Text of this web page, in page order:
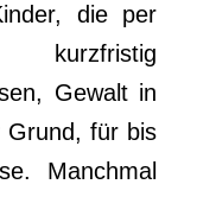
die per
Gewalt in
Grund, für bis
Manchmal